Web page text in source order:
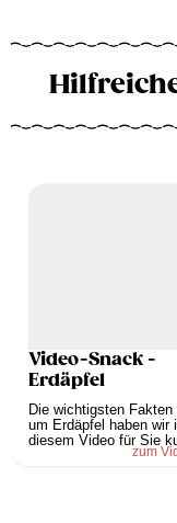
Video-Snack -
Erdäpfel
Die wichtigsten Fakten
um Erdäpfel haben wir
diesem Video für Sie
zum